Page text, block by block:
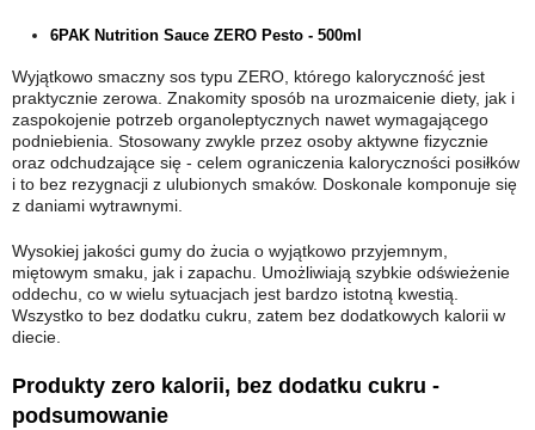
6PAK Nutrition Sauce ZERO Pesto - 500ml
Wyjątkowo smaczny sos typu ZERO, którego kaloryczność jest
praktycznie zerowa. Znakomity sposób na urozmaicenie diety, jak i
zaspokojenie potrzeb organoleptycznych nawet wymagającego
podniebienia. Stosowany zwykle przez osoby aktywne fizycznie
oraz odchudzające się - celem ograniczenia kaloryczności posiłków
i to bez rezygnacji z ulubionych smaków. Doskonale komponuje się
z daniami wytrawnymi.
Wysokiej jakości gumy do żucia o wyjątkowo przyjemnym,
miętowym smaku, jak i zapachu. Umożliwiają szybkie odświeżenie
oddechu, co w wielu sytuacjach jest bardzo istotną kwestią.
Wszystko to bez dodatku cukru, zatem bez dodatkowych kalorii w
diecie.
Produkty zero kalorii, bez dodatku cukru -
podsumowanie